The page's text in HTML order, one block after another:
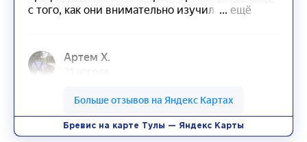
Бревис на карте Тулы — Яндекс Карты